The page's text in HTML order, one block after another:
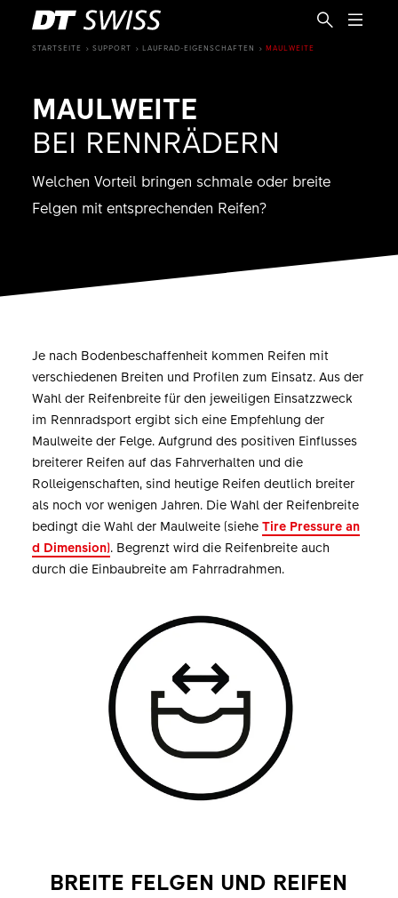
DE
STARTSEITE SUPPORT LAUFRAD-EIGENSCHAFTEN MAULWEITE
MAULWEITE
BEI RENNRÄDERN
Welchen Vorteil bringen schmale oder breite
Felgen mit entsprechenden Reifen?
Je nach Bodenbeschaffenheit kommen Reifen mit
verschiedenen Breiten und Profilen zum Einsatz. Aus der
Wahl der Reifenbreite für den jeweiligen Einsatzzweck
im Rennradsport ergibt sich eine Empfehlung der
Maulweite der Felge. Aufgrund des positiven Einflusses
breiterer Reifen auf das Fahrverhalten und die
Rolleigenschaften, sind heutige Reifen deutlich breiter
als noch vor wenigen Jahren. Die Wahl der Reifenbreite
bedingt die Wahl der Maulweite (siehe Tire Pressure an
d Dimension). Begrenzt wird die Reifenbreite auch
durch die Einbaubreite am Fahrradrahmen.
BREITE FELGEN UND REIFEN